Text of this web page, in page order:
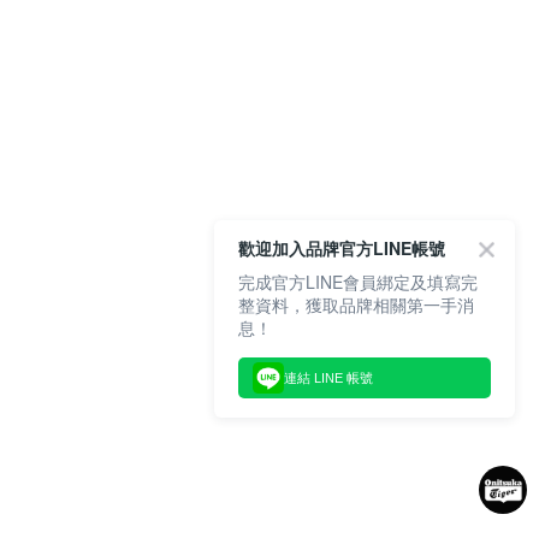
歡迎加入品牌官方LINE帳號
完成官方LINE會員綁定及填寫完
整資料，獲取品牌相關第一手消
息！
連結 LINE 帳號